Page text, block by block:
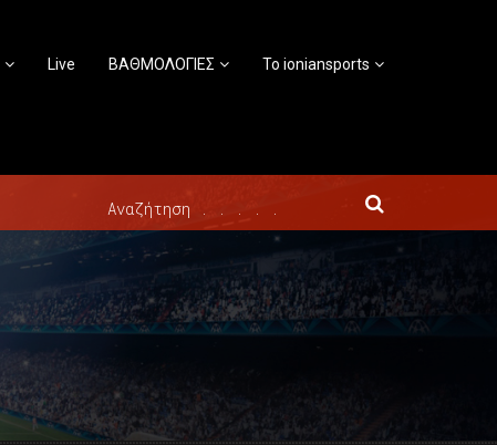
Live ΒΑΘΜΟΛΟΓΙΕΣ Το ioniansports